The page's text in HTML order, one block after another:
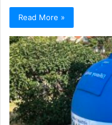
Read More »